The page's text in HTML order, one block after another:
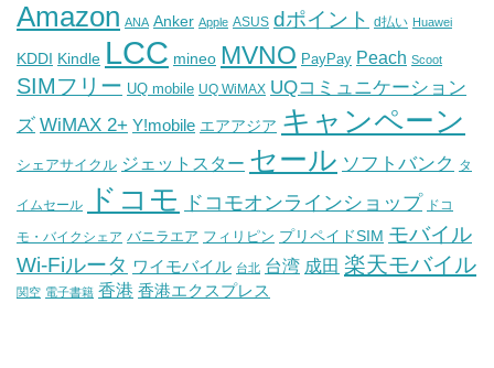
Amazon ANA Anker Apple ASUS dポイント d払い Huawei
KDDI Kindle LCC mineo MVNO PayPay Peach Scoot
SIMフリー UQ mobile UQ WiMAX UQコミュニケーション
ズ WiMAX 2+ Y!mobile エアアジア キャンペーン
シェアサイクル ジェットスター セール ソフトバンク タ
イムセール ドコモ ドコモオンラインショップ ドコ
モ・バイクシェア バニラエア フィリピン プリペイドSIM モバイル
Wi-Fiルータ ワイモバイル 台北 台湾 成田 楽天モバイル
関空 電子書籍 香港 香港エクスプレス